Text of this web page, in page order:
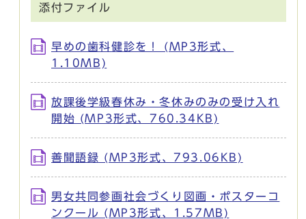
添付ファイル
早めの歯科健診を！ (MP3形式、
1.10MB)
放課後学級春休み・冬休みのみの受け入れ
開始 (MP3形式、760.34KB)
善聞語録 (MP3形式、793.06KB)
男女共同参画社会づくり図画・ポスターコ
ンクール (MP3形式、1.57MB)